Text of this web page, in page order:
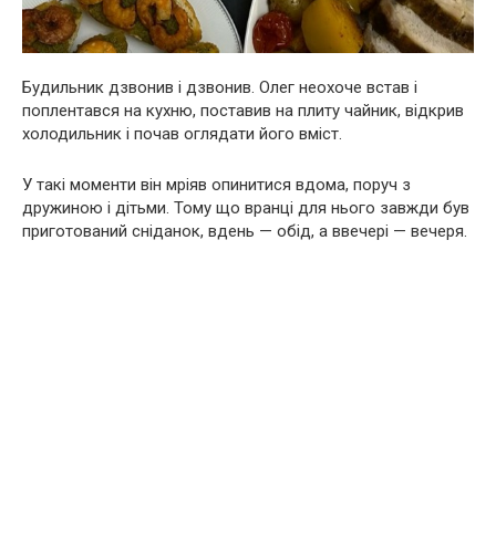
Будильник дзвонив і дзвонив. Олег неохоче встав і
поплентався на кухню, поставив на плиту чайник, відкрив
холодильник і почав оглядати його вміст.
У такі моменти він мріяв опинитися вдома, поруч з
дружиною і дітьми. Тому що вранці для нього завжди був
приготований сніданок, вдень — обід, а ввечері — вечеря.